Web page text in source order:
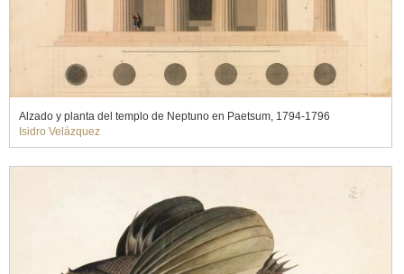
Alzado y planta del templo de Neptuno en Paetsum, 1794-1796
Isidro Velázquez